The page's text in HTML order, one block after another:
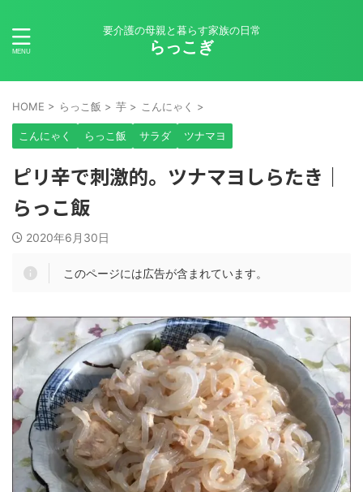
要介護の母親と暮らす家族の日常
らっこぎ
HOME > らっこ飯 > 芋 > こんにゃく >
こんにゃく らっこ飯 サラダ ツナマヨ
ピリ辛で刺激的。ツナマヨしらたき｜
らっこ飯
2020年6月30日
このページには広告が含まれています。